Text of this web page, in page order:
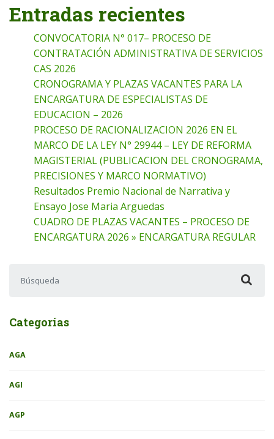
Entradas recientes
CONVOCATORIA N° 017– PROCESO DE
CONTRATACIÓN ADMINISTRATIVA DE SERVICIOS
CAS 2026
CRONOGRAMA Y PLAZAS VACANTES PARA LA
ENCARGATURA DE ESPECIALISTAS DE
EDUCACION – 2026
PROCESO DE RACIONALIZACION 2026 EN EL
MARCO DE LA LEY N° 29944 – LEY DE REFORMA
MAGISTERIAL (PUBLICACION DEL CRONOGRAMA,
PRECISIONES Y MARCO NORMATIVO)
Resultados Premio Nacional de Narrativa y
Ensayo Jose Maria Arguedas
CUADRO DE PLAZAS VACANTES – PROCESO DE
ENCARGATURA 2026 » ENCARGATURA REGULAR
Categorías
AGA
AGI
AGP